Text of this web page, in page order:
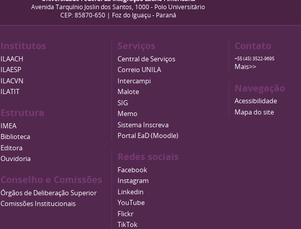
Avenida Tarquínio Joslin dos Santos, 1000 - Polo Universitário
CEP: 85870-650 | Foz do Iguaçu - Paraná
Institutos
ILAACH
ILAESP
ILACVN
ILATIT
Estrutura
IMEA
Biblioteca
Editora
Ouvidoria
Conselho e Comissões
Órgãos de Deliberação Superior
Comissões Institucionais
Serviços
Central de Serviços
Correio UNILA
Intercampi
Malote
SIG
Memo
Sistema Inscreva
Portal EaD (Moodle)
Redes sociais
Facebook
Instagram
Linkedin
YouTube
Flickr
TikTok
Contato
+55 (45) 3522-9695
Mais>>
Navegação
Acessibilidade
Mapa do site